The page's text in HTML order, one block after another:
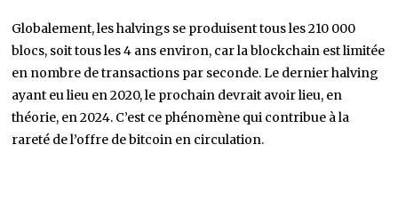
Globalement, les halvings se produisent tous les 210 000
blocs, soit tous les 4 ans environ, car la blockchain est limitée
en nombre de transactions par seconde. Le dernier halving
ayant eu lieu en 2020, le prochain devrait avoir lieu, en
théorie, en 2024. C’est ce phénomène qui contribue à la
rareté de l’offre de bitcoin en circulation.